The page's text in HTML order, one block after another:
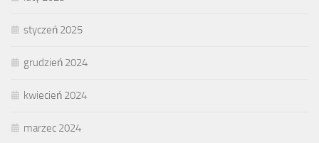
styczeń 2025
grudzień 2024
kwiecień 2024
marzec 2024